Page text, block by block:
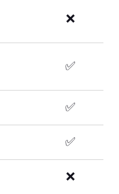
❌
✅
✅
✅
❌